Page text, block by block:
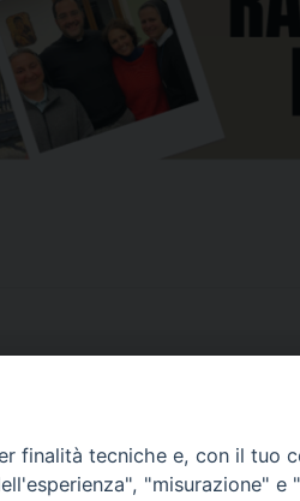
finalità tecniche e, con il tuo
"misurazione"